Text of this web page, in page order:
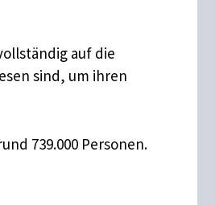
auf die
sind, um ihren
739.000 Personen.